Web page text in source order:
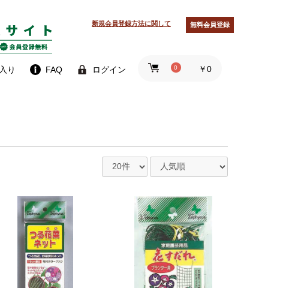
新規会員登録方法に関して 無料会員登録
り FAQ ログイン 0 ￥0